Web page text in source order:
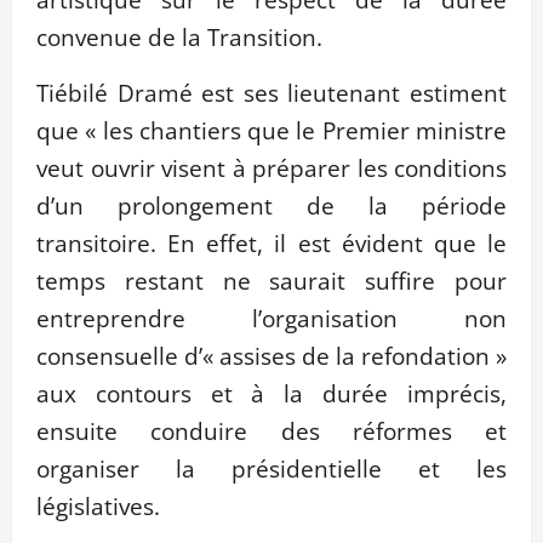
convenue de la Transition.
Tiébilé Dramé est ses lieutenant estiment
que « les chantiers que le Premier ministre
veut ouvrir visent à préparer les conditions
d’un prolongement de la période
transitoire. En effet, il est évident que le
temps restant ne saurait suffire pour
entreprendre l’organisation non
consensuelle d’« assises de la refondation »
aux contours et à la durée imprécis,
ensuite conduire des réformes et
organiser la présidentielle et les
législatives.